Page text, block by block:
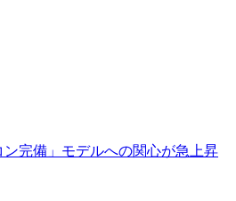
完備」モデルへの関心が急上昇